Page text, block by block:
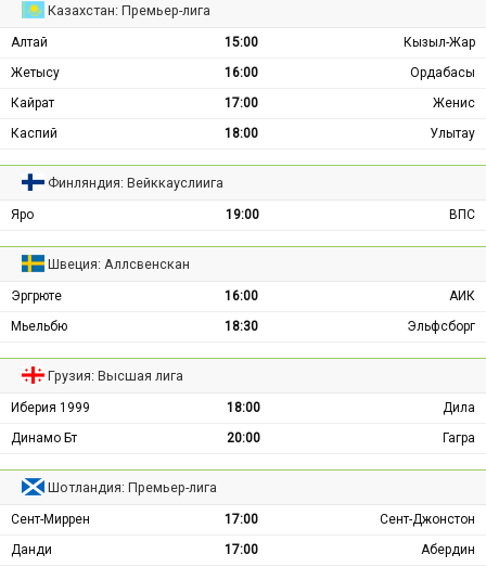
Казахстан: Премьер-лига
Алтай 15:00
Кызыл-Жар
Жетысу
16:00
Ордабасы
Кайрат
17:00
Женис
Каспий
18:00 Улытау
Финляндия: Вейккауслиига
Яро 19:00 ВПС
Швеция: Аллсвенскан
Эргрюте 16:00
АИК
Мьельбю
18:30 Эльфсборг
Грузия: Высшая лига
Иберия 1999 18:00
Дила
Динамо Бт
20:00 Гагра
Шотландия: Премьер-лига
Сент-Миррен 17:00
Сент-Джонстон
Данди
17:00 Абердин